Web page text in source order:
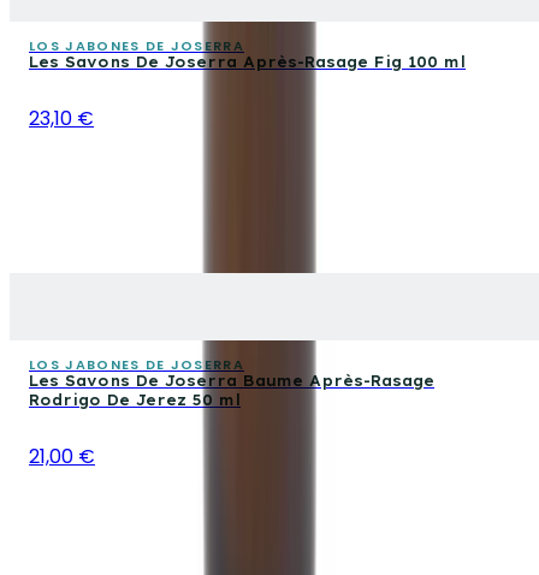
LOS JABONES DE JOSERRA
Les Savons De Joserra Après-Rasage Fig 100 ml
23,10 €
LOS JABONES DE JOSERRA
Les Savons De Joserra Baume Après-Rasage
Rodrigo De Jerez 50 ml
21,00 €